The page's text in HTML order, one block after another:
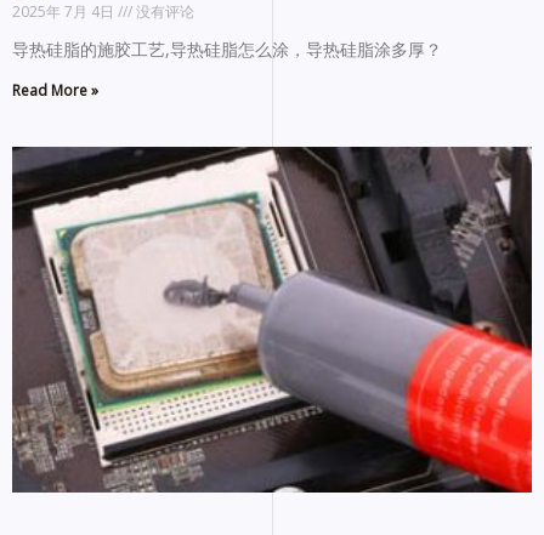
2025年 7月 4日 没有评论
导热硅脂的施胶工艺,导热硅脂怎么涂，导热硅脂涂多厚？
Read More »